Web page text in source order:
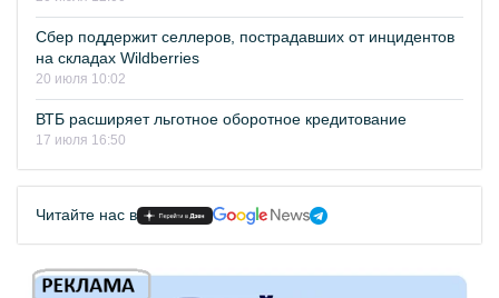
Сбер поддержит селлеров, пострадавших от инцидентов
на складах Wildberries
20 июля 10:02
ВТБ расширяет льготное оборотное кредитование
17 июля 16:50
Читайте нас в